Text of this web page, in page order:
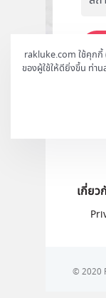
rakluke.com ใช้คุกกี้
ของผู้ใช้ให้ดียิ่งขึ้น ท่าน
เกี่ยว
© 2020